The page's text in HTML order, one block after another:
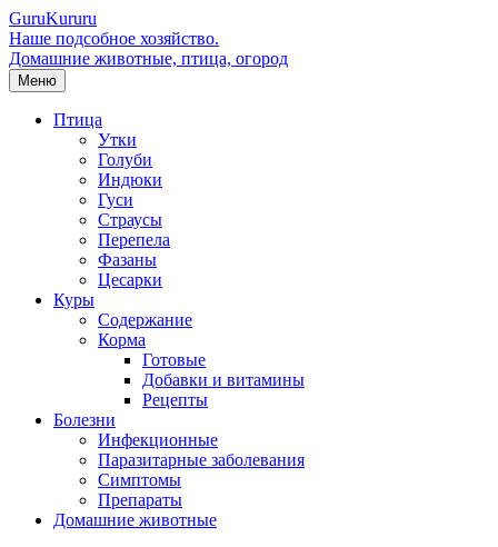
GuruKururu
Наше подсобное хозяйство.
Домашние животные, птица, огород
Меню
Птица
Утки
Голуби
Индюки
Гуси
Страусы
Перепела
Фазаны
Цесарки
Куры
Содержание
Корма
Готовые
Добавки и витамины
Рецепты
Болезни
Инфекционные
Паразитарные заболевания
Симптомы
Препараты
Домашние животные